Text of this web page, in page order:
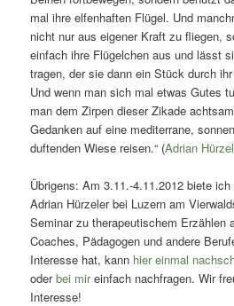
mal ihre elfenhaften Flügel. Und
nicht nur aus eigener Kraft zu fliegen,
einfach ihre Flügelchen aus und lässt
tragen, der sie dann ein Stück durch
Und wenn man sich mal etwas Gutes
man dem Zirpen dieser Zikade
Gedanken auf eine mediterrane,
duftenden Wiese reisen.“ (Adrian
Übrigens: Am 3.11.-4.11.2012 biete
Adrian Hürzeler bei Luzern am
Seminar zu therapeutischem Erzählen
Coaches, Pädagogen und andere
Interesse hat, kann hier einmal
oderbei mireinfach nachfragen. Wir
Interesse!